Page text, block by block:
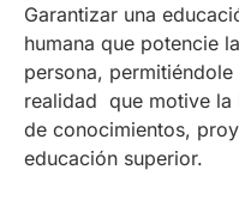
Garantizar una
humana que potencie
persona,
realidad que motive la
de conocimientos,
educación superior.